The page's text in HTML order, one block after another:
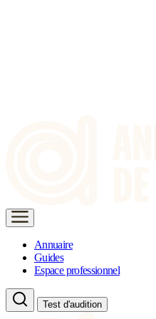
Annuaire
Guides
Espace professionnel
Test d'audition